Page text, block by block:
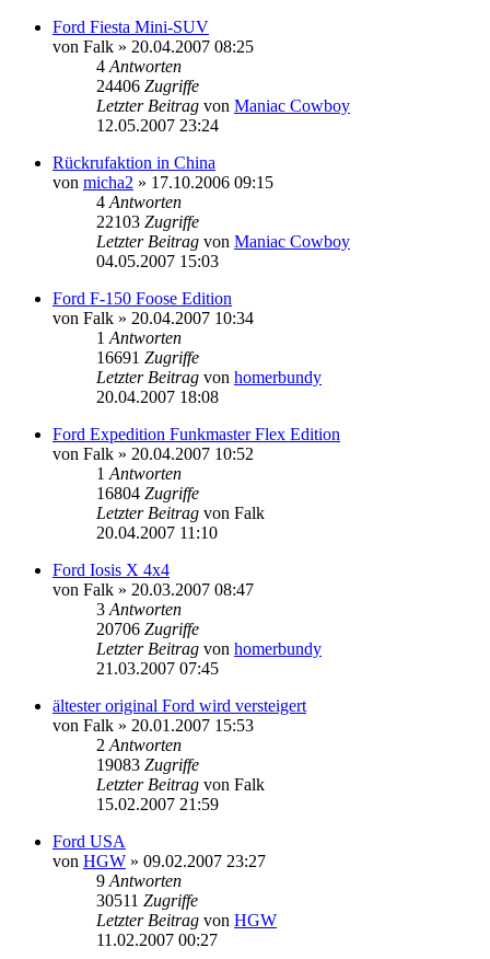
Ford Fiesta Mini-SUV
von Falk » 20.04.2007 08:25
4 Antworten
24406 Zugriffe
Letzter Beitrag von Maniac Cowboy
12.05.2007 23:24
Rückrufaktion in China
von micha2 » 17.10.2006 09:15
4 Antworten
22103 Zugriffe
Letzter Beitrag von Maniac Cowboy
04.05.2007 15:03
Ford F-150 Foose Edition
von Falk » 20.04.2007 10:34
1 Antworten
16691 Zugriffe
Letzter Beitrag von homerbundy
20.04.2007 18:08
Ford Expedition Funkmaster Flex Edition
von Falk » 20.04.2007 10:52
1 Antworten
16804 Zugriffe
Letzter Beitrag von Falk
20.04.2007 11:10
Ford Iosis X 4x4
von Falk » 20.03.2007 08:47
3 Antworten
20706 Zugriffe
Letzter Beitrag von homerbundy
21.03.2007 07:45
ältester original Ford wird versteigert
von Falk » 20.01.2007 15:53
2 Antworten
19083 Zugriffe
Letzter Beitrag von Falk
15.02.2007 21:59
Ford USA
von HGW » 09.02.2007 23:27
9 Antworten
30511 Zugriffe
Letzter Beitrag von HGW
11.02.2007 00:27